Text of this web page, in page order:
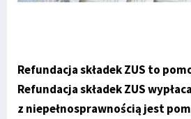
Refundacja składek ZUS to
Refundacja składek ZUS
z niepełnosprawnością jest